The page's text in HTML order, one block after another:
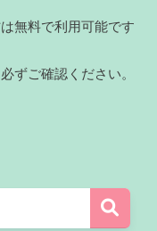
無料で利用可能です
ずご確認ください。